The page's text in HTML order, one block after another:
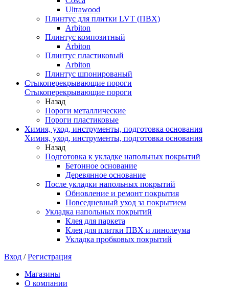
Ultrawood
Плинтус для плитки LVT (ПВХ)
Arbiton
Плинтус композитный
Arbiton
Плинтус пластиковый
Arbiton
Плинтус шпонированый
Стыкоперекрывающие пороги
Стыкоперекрывающие пороги
Назад
Пороги металлические
Пороги пластиковые
Химия, уход, инструменты, подготовка основания
Химия, уход, инструменты, подготовка основания
Назад
Подготовка к укладке напольных покрытий
Бетонное основание
Деревянное основание
После укладки напольных покрытий
Обновление и ремонт покрытия
Повседневный уход за покрытием
Укладка напольных покрытий
Клея для паркета
Клея для плитки ПВХ и линолеума
Укладка пробковых покрытий
Вход /Регистрация
Магазины
О компании